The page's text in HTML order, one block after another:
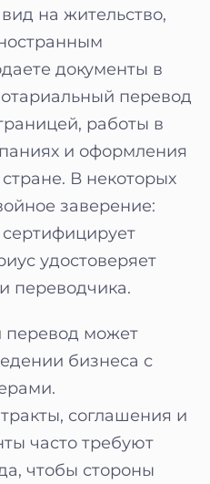
на жительство,
документы в
перевод
работы в
и оформления
В некоторых
заверение:
удостоверяет
переводчика.
перевод может
бизнеса с
соглашения и
часто требуют
чтобы стороны